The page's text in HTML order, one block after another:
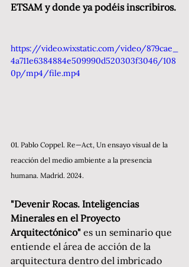
ETSAM y donde ya podéis inscribiros.
https://video.wixstatic.com/video/879cae_
4a711e6384884e509990d520303f3046/108
0p/mp4/file.mp4
01. Pablo Coppel. Re—Act, Un ensayo visual de la
reacción del medio ambiente a la presencia
humana. Madrid. 2024.
"Devenir Rocas. Inteligencias
Minerales en el Proyecto
Arquitectónico" es un seminario que
entiende el área de acción de la
arquitectura dentro del imbricado